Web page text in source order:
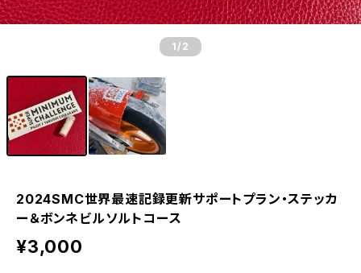
1 /2
2024SMC世界最速記録更新サポートプラン・ステッカ
ー＆ボンネビルソルトコース
¥3,000